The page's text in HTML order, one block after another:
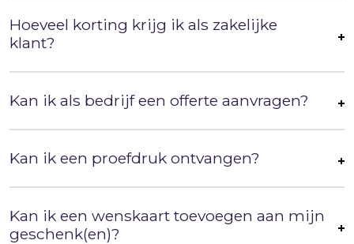
Hoeveel korting krijg ik als zakelijke
klant?
Kan ik als bedrijf een offerte aanvragen?
Kan ik een proefdruk ontvangen?
Kan ik een wenskaart toevoegen aan mijn
geschenk(en)?